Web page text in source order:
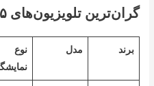
گران‌ترین تلویزیون‌های ۶۵ اینچ بازار
برند مدل
نوع